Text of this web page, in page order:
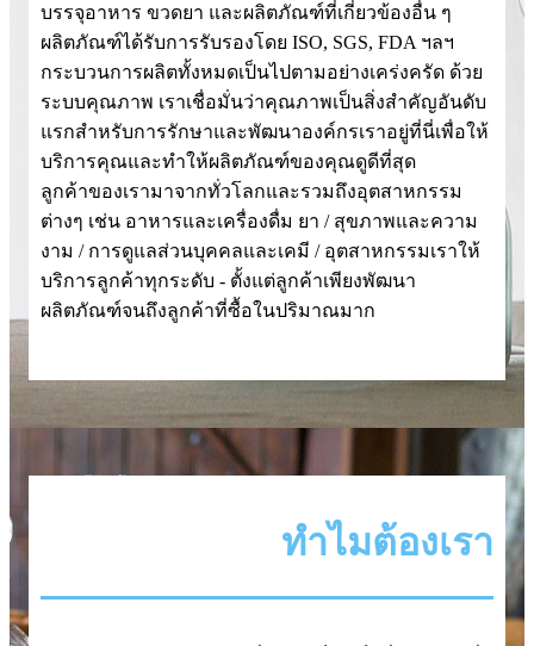
บรรจุอาหาร ขวดยา และผลิตภัณฑ์ที่เกี่ยวข้องอื่น ๆ
ผลิตภัณฑ์ได้รับการรับรองโดย ISO, SGS, FDA ฯลฯ
กระบวนการผลิตทั้งหมดเป็นไปตามอย่างเคร่งครัด ด้วย
ระบบคุณภาพ เราเชื่อมั่นว่าคุณภาพเป็นสิ่งสำคัญอันดับ
แรกสำหรับการรักษาและพัฒนาองค์กรเราอยู่ที่นี่เพื่อให้
บริการคุณและทำให้ผลิตภัณฑ์ของคุณดูดีที่สุด
ลูกค้าของเรามาจากทั่วโลกและรวมถึงอุตสาหกรรม
ต่างๆ เช่น อาหารและเครื่องดื่ม ยา / สุขภาพและความ
งาม / การดูแลส่วนบุคคลและเคมี / อุตสาหกรรมเราให้
บริการลูกค้าทุกระดับ - ตั้งแต่ลูกค้าเพียงพัฒนา
ผลิตภัณฑ์จนถึงลูกค้าที่ซื้อในปริมาณมาก
ทำไมต้องเรา